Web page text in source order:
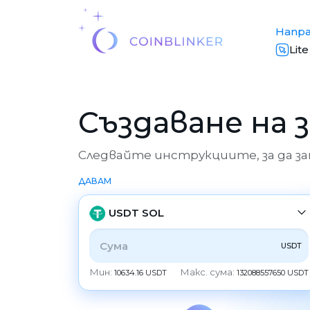
Създаване на
Следвайте инструкциите, за да
ДАВАМ
USDT SOL
ВСИЧКИ BALANCE
CHECK CASH
USDT
Мин:10634.16 USDT Макс. сума: 132088557650 USDT